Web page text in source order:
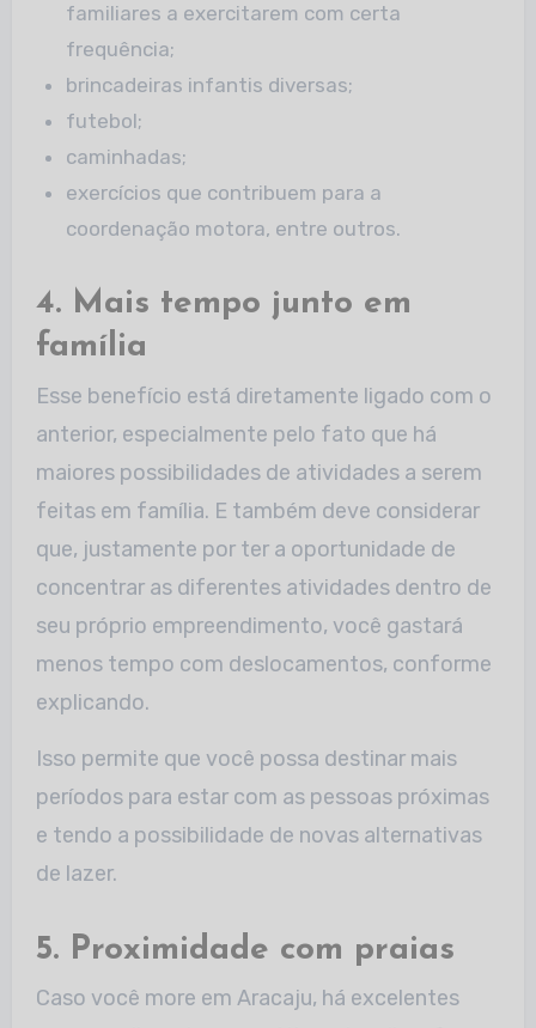
familiares a exercitarem com certa
frequência;
brincadeiras infantis diversas;
futebol;
caminhadas;
exercícios que contribuem para a
coordenação motora, entre outros.
4. Mais tempo junto em
família
Esse benefício está diretamente ligado com o
anterior, especialmente pelo fato que há
maiores possibilidades de atividades a serem
feitas em família. E também deve considerar
que, justamente por ter a oportunidade de
concentrar as diferentes atividades dentro de
seu próprio empreendimento, você gastará
menos tempo com deslocamentos, conforme
explicando.
Isso permite que você possa destinar mais
períodos para estar com as pessoas próximas
e tendo a possibilidade de novas alternativas
de lazer.
5. Proximidade com praias
Caso você more em Aracaju, há excelentes